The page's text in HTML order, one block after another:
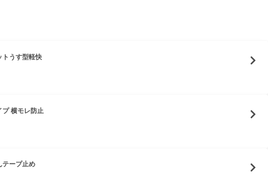
トうす型軽快
プ 横モレ防止
テープ止め